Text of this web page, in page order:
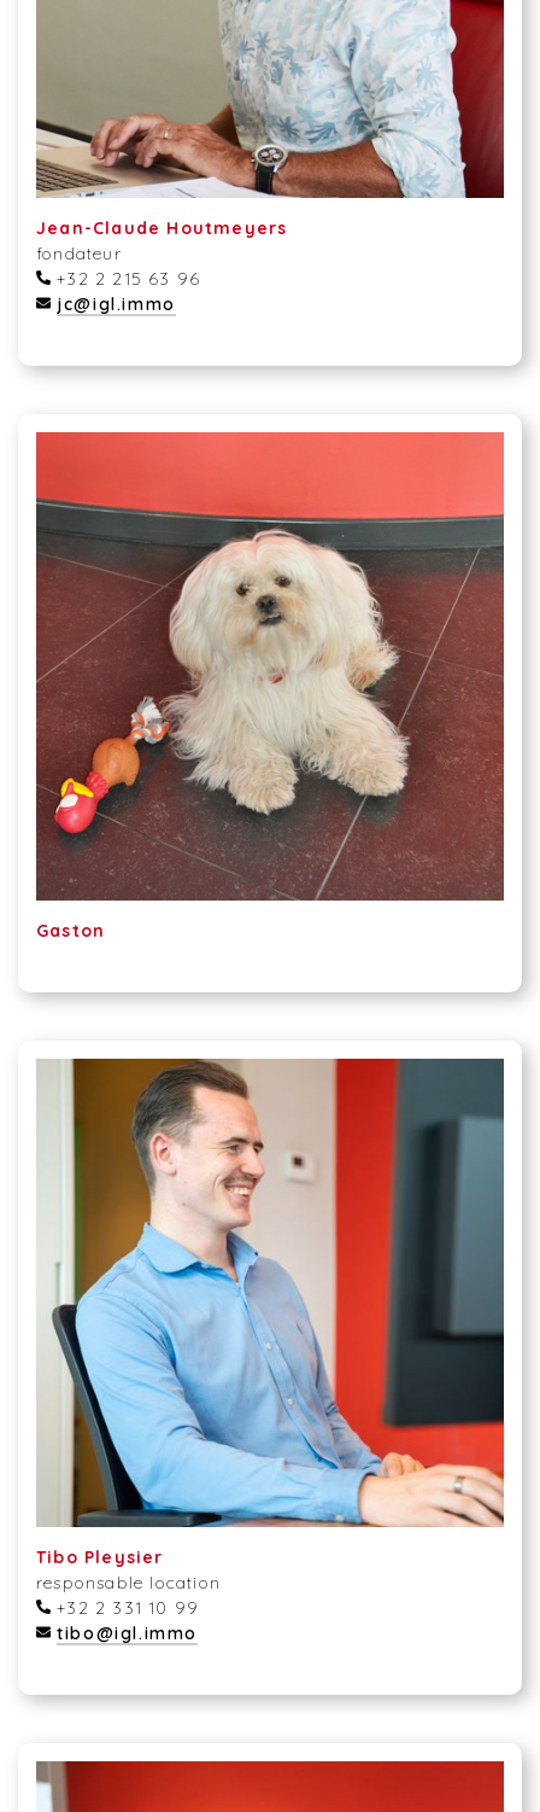
Jean-Claude Houtmeyers
fondateur
+32 2 215 63 96
jc@igl.immo
Gaston
Tibo Pleysier
responsable location
+32 2 331 10 99
tibo@igl.immo